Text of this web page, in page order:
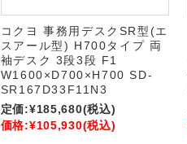
コクヨ 事務用デスクSR型(エ
スアール型) H700タイプ 両
袖デスク 3段3段 F1
W1600×D700×H700 SD-
SR167D33F11N3
定価:¥185,680(税込)
価格:¥105,930(税込)